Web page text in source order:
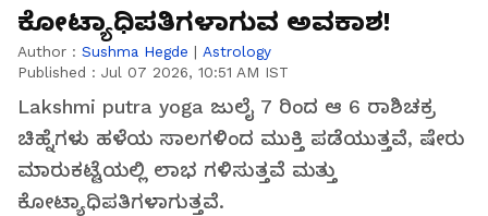
ಕೋಟ್ಯಾಧಿಪತಿಗಳಾಗುವ ಅವಕಾಶ!
Author : Sushma Hegde | Astrology
Published : Jul 07 2026, 10:51 AM IST
Lakshmi putra yoga ಜುಲೈ 7 ರಿಂದ ಆ 6 ರಾಶಿಚಕ್ರ
ಚಿಹ್ನೆಗಳು ಹಳೆಯ ಸಾಲಗಳಿಂದ ಮುಕ್ತಿ ಪಡೆಯುತ್ತವೆ, ಷೇರು
ಮಾರುಕಟ್ಟೆಯಲ್ಲಿ ಲಾಭ ಗಳಿಸುತ್ತವೆ ಮತ್ತು
ಕೋಟ್ಯಾಧಿಪತಿಗಳಾಗುತ್ತವೆ.